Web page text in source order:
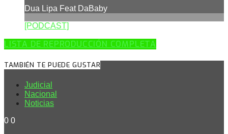
Dua Lipa Feat DaBaby
[PODCAST]
LISTA DE REPRODUCCIÓN COMPLETA
TAMBIÉN TE PUEDE GUSTAR
Judicial
Nacional
Noticias
0 0